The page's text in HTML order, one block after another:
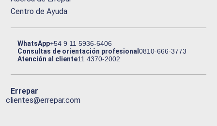
Centro de Ayuda
WhatsApp+54 9 11 5936-6406
Consultas de orientación profesional0810-666-3773
Atención al cliente11 4370-2002
Errepar
clientes@errepar.com